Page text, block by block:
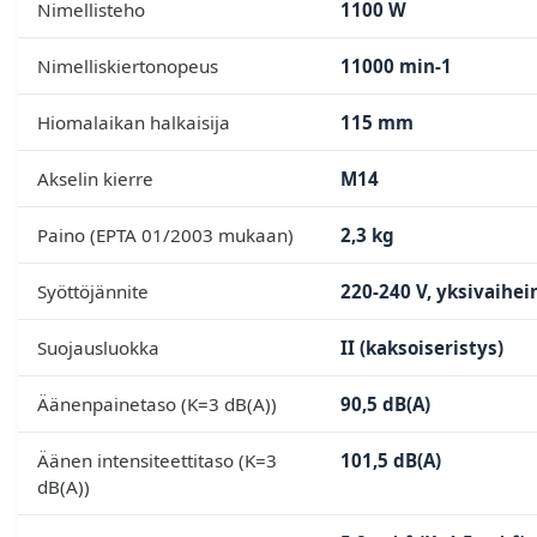
Nimellisteho 1100 W
Nimelliskiertonopeus 11000 min-1
Hiomalaikan halkaisija 115 mm
Akselin kierre M14
Paino (EPTA 01/2003 mukaan) 2,3 kg
Syöttöjännite 220-240 V,
Suojausluokka II (kaksoiseristys)
Äänenpainetaso (K=3 dB(A)) 90,5 dB(A)
Äänen intensiteettitaso (K=3
dB(A))
101,5 dB(A)